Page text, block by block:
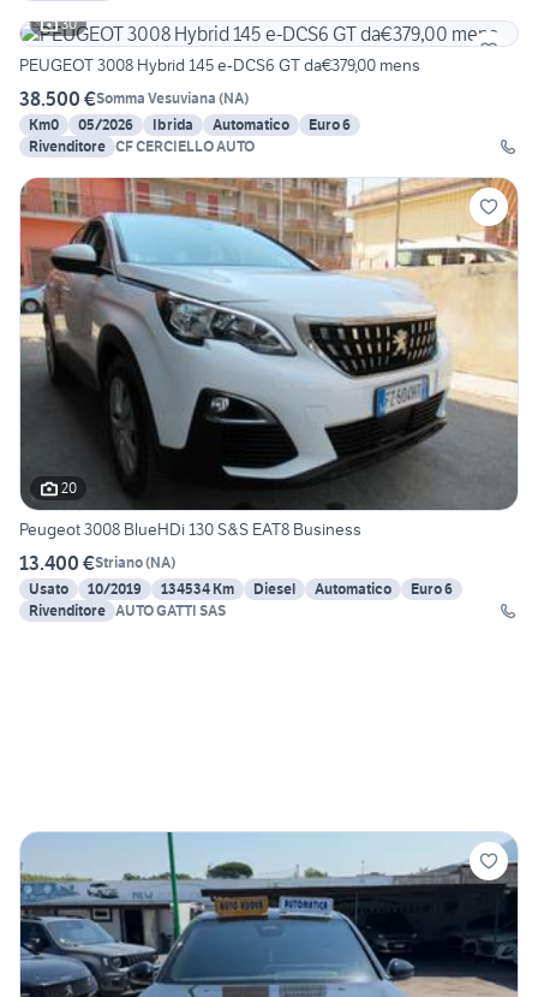
30
PEUGEOT 3008 Hybrid 145 e-DCS6 GT da€379,00 mens
38.500 €Somma Vesuviana (NA)
Km0
05/2026 Ibrida Automatico
Euro 6
Rivenditore CF CERCIELLO AUTO
20
Peugeot 3008 BlueHDi 130 S&S EAT8 Business
13.400 €Striano(NA)
Usato
10/2019 134534 Km Diesel Automatico
Euro 6
Rivenditore AUTO GATTI SAS